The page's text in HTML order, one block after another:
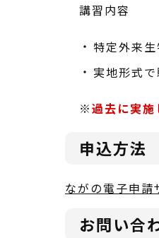
講習内容
特定外来
実地形式
※過去に実施
申込方法
ながの電子申請
お問い合